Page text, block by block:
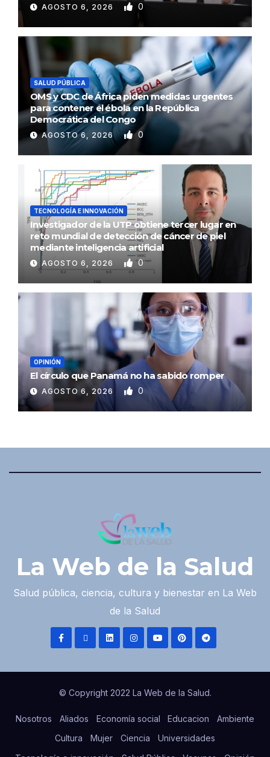
AGOSTO 6, 2026 0
SALUD PÚBLICA
OMS y CDC de África piden medidas urgentes
para contener el ébola en la República
Democrática del Congo
AGOSTO 6, 2026 0
TECNOLOGÍA E INNOVACIÓN
Investigador de la UTP obtiene tercer lugar en
reto mundial de detección de cáncer de piel
mediante inteligencia artificial
AGOSTO 6, 2026 0
OPINIÓN
El círculo que Panamá no ha sabido romper
AGOSTO 6, 2026 0
La Web de la Salud
Salud pública, ciencia, cultura y bienestar en La Web
de la Salud
© Copyright 2022 La Web de la Salud.
Nosotros Aliados Economía social Educacion
Ambiente
Cultura
Mujer Ciencia
Universidades